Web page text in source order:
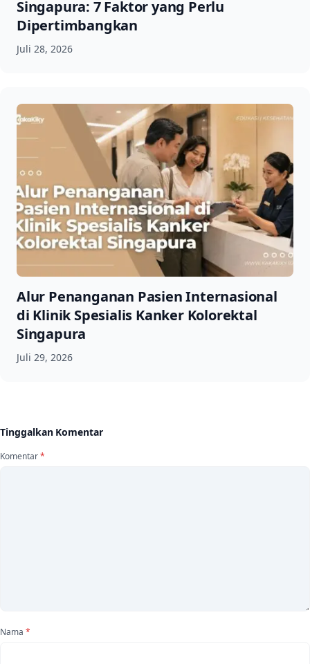
Singapura: 7 Faktor yang Perlu
Dipertimbangkan
Juli 28, 2026
Alur Penanganan Pasien Internasional
di Klinik Spesialis Kanker Kolorektal
Singapura
Juli 29, 2026
Tinggalkan Komentar
Komentar *
Nama *